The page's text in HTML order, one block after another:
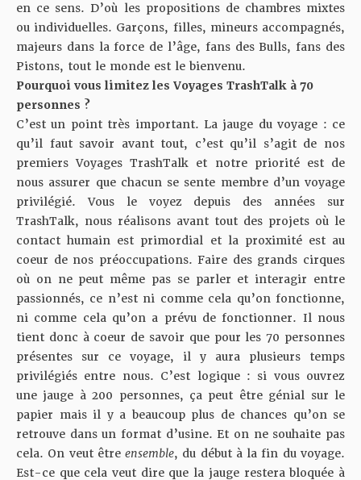
en ce sens. D’où les propositions de chambres mixtes
ou individuelles. Garçons, filles, mineurs accompagnés,
majeurs dans la force de l’âge, fans des Bulls, fans des
Pistons, tout le monde est le bienvenu.
Pourquoi vous limitez les Voyages TrashTalk à 70
personnes ?
C’est un point très important. La jauge du voyage : ce
qu’il faut savoir avant tout, c’est qu’il s’agit de nos
premiers Voyages TrashTalk et notre priorité est de
nous assurer que chacun se sente membre d’un voyage
privilégié. Vous le voyez depuis des années sur
TrashTalk, nous réalisons avant tout des projets où le
contact humain est primordial et la proximité est au
coeur de nos préoccupations. Faire des grands cirques
où on ne peut même pas se parler et interagir entre
passionnés, ce n’est ni comme cela qu’on fonctionne,
ni comme cela qu’on a prévu de fonctionner. Il nous
tient donc à coeur de savoir que pour les 70 personnes
présentes sur ce voyage, il y aura plusieurs temps
privilégiés entre nous. C’est logique : si vous ouvrez
une jauge à 200 personnes, ça peut être génial sur le
papier mais il y a beaucoup plus de chances qu’on se
retrouve dans un format d’usine. Et on ne souhaite pas
cela. On veut êtreensemble, du début à la fin du voyage.
Est-ce que cela veut dire que la jauge restera bloquée à